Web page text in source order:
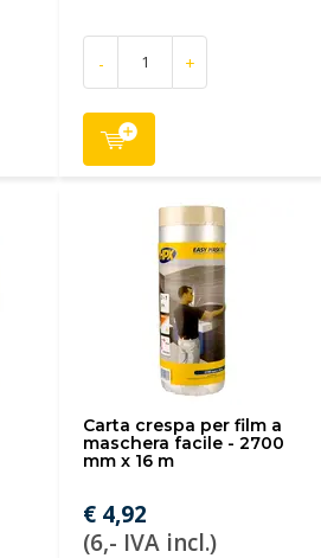
- +
Carta crespa per film a
maschera facile - 2700
mm x 16 m
€ 4,92
(6,- IVA incl.)